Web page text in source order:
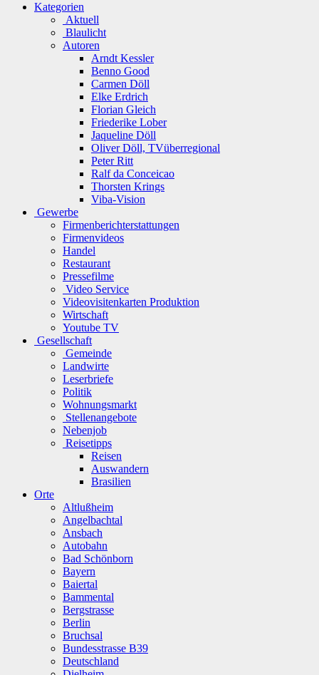
Kategorien
Aktuell
Blaulicht
Autoren
Arndt Kessler
Benno Good
Carmen Döll
Elke Erdrich
Florian Gleich
Friederike Lober
Jaqueline Döll
Oliver Döll, TVüberregional
Peter Ritt
Ralf da Conceicao
Thorsten Krings
Viba-Vision
Gewerbe
Firmenberichterstattungen
Firmenvideos
Handel
Restaurant
Pressefilme
Video Service
Videovisitenkarten Produktion
Wirtschaft
Youtube TV
Gesellschaft
Gemeinde
Landwirte
Leserbriefe
Politik
Wohnungsmarkt
Stellenangebote
Nebenjob
Reisetipps
Reisen
Auswandern
Brasilien
Orte
Altlußheim
Angelbachtal
Ansbach
Autobahn
Bad Schönborn
Bayern
Baiertal
Bammental
Bergstrasse
Berlin
Bruchsal
Bundesstrasse B39
Deutschland